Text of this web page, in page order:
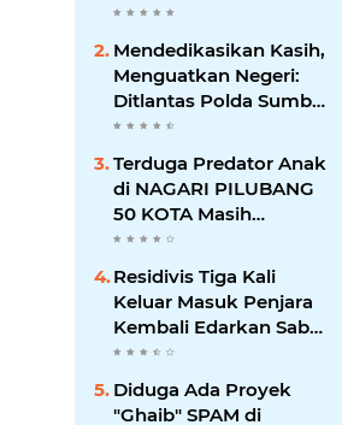
"Dikorbankannya" SDN
26 ATT Menguji
Transparansi Pemkot
Padang
Mendedikasikan Kasih,
Menguatkan Negeri:
Ditlantas Polda Sumbar
Apresiasi Peran
Dharma Wanita
sebagai Pilar
Pengabdian
Terduga Predator Anak
di NAGARI PILUBANG
50 KOTA Masih
Berkeliaran
Residivis Tiga Kali
Keluar Masuk Penjara
Kembali Edarkan Sabu,
Polresta Bukittinggi
Sita 62 Paket Siap Edar
Diduga Ada Proyek
"Ghaib" SPAM di